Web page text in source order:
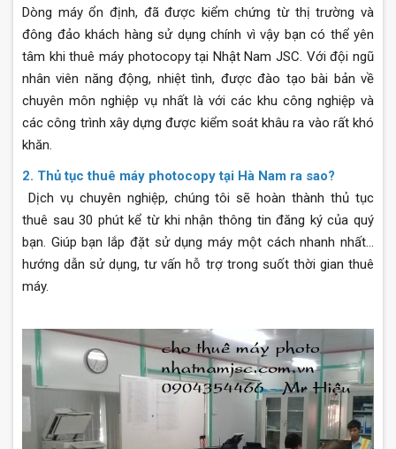
Dòng máy ổn định, đã được kiểm chứng từ thị trường và
đông đảo khách hàng sử dụng chính vì vậy bạn có thể yên
tâm khi thuê máy photocopy tại Nhật Nam JSC. Với đội ngũ
nhân viên năng động, nhiệt tình, được đào tạo bài bản về
chuyên môn nghiệp vụ nhất là với các khu công nghiệp và
các công trình xây dựng được kiểm soát khâu ra vào rất khó
khăn.
2. Thủ tục thuê máy photocopy tại Hà Nam ra sao?
Dịch vụ chuyên nghiệp, chúng tôi sẽ hoàn thành thủ tục
thuê sau 30 phút kể từ khi nhận thông tin đăng ký của quý
bạn. Giúp bạn lắp đặt sử dụng máy một cách nhanh nhất...
hướng dẫn sử dụng, tư vấn hỗ trợ trong suốt thời gian thuê
máy.